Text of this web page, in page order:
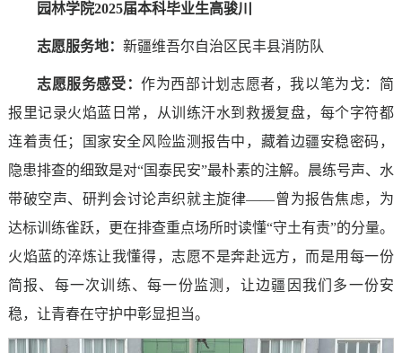
园林学院2025届本科毕业生高骏川
志愿服务地： 新疆维吾尔自治区民丰县消防队
志愿服务感受 ：作为西部计划志愿者，我以笔为戈：简
报里记录火焰蓝日常，从训练汗水到救援复盘，每个字符都
连着责任；国家安全风险监测报告中，藏着边疆安稳密码，
隐患排查的细致是对“国泰民安”最朴素的注解。晨练号声、水
带破空声、研判会讨论声织就主旋律——曾为报告焦虑，为
达标训练雀跃，更在排查重点场所时读懂“守土有责”的分量。
火焰蓝的淬炼让我懂得，志愿不是奔赴远方，而是用每一份
简报、每一次训练、每一份监测，让边疆因我们多一份安
稳，让青春在守护中彰显担当。